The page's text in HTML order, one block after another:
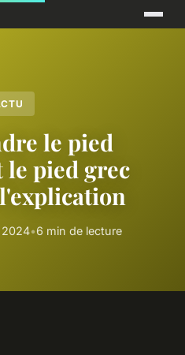
le pied
le pied grec
2024•6 min de lecture